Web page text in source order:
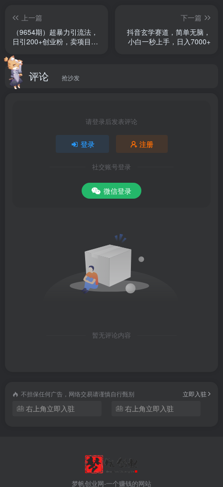
上一篇
（9654期）超暴力引流法，
日引200+创业粉，卖项目月
下一篇
抖音玄学赛道，简单无脑，
小白一秒上手，日入7000+
评论 抢沙发
请登录后发表评论
登录 注册
社交账号登录
微信登录
暂无评论内容
不担保任何广告，网络交易请谨慎自行甄别 立即入驻
右上角立即入驻 右上角立即入驻
梦帆创业网-一个赚钱的网站